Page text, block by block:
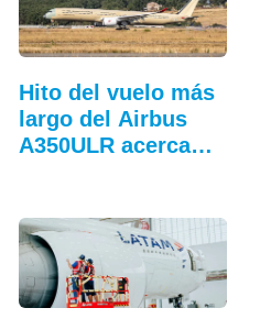
Hito del vuelo más
largo del Airbus
A350ULR acerca…